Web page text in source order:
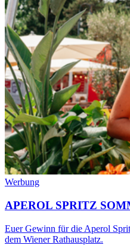
Werbung
APEROL SPRITZ
Euer Gewinn für die Aperol
dem Wiener Rathausplatz.